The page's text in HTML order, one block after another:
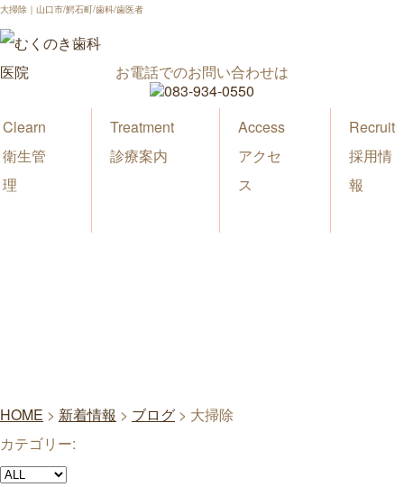
大掃除｜山口市/鰐石町/歯科/歯医者
お電話でのお問い合わせは
Clearn
衛生管
理
Treatment
診療案内
Access
アクセ
ス
Recruit
採用情
報
HOME > 新着情報 > ブログ > 大掃除
カテゴリー: